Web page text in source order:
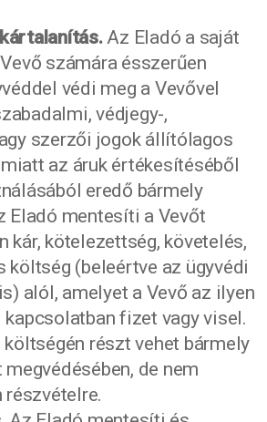
Az Eladó a saját
számára ésszerűen
védi meg a Vevővel
védjegy-,
szerzői jogok állítólagos
az áruk értékesítéséből
eredő bármely
Eladó mentesíti a Vevőt
kár, kötelezettség, követelés,
költség (beleértve az ügyvédi
alól, amelyet a Vevő az ilyen
kapcsolatban fizet vagy visel.
költségén részt vehet bármely
de nem